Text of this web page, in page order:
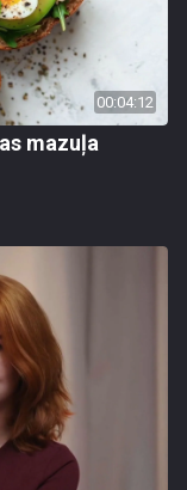
00:04:12
mazuļa